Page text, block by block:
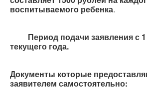
воспитываемого ребенка.
Период подачи заявления с 1
текущего года.
Документы которые
заявителем самостоятельно: